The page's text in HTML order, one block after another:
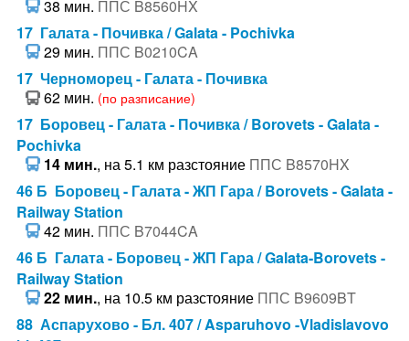
38 мин. ППС B8560HX
17 Галата - Почивка / Galata - Pochivka
29 мин. ППС B0210CA
17 Черноморец - Галата - Почивка
62 мин. (по разписание)
17 Боровец - Галата - Почивка / Borovets - Galata -
Pochivka
14 мин., на 5.1 км разстояние ППС B8570HX
46 Б Боровец - Галата - ЖП Гара / Borovets - Galata -
Railway Station
42 мин. ППС B7044CA
46 Б Галата - Боровец - ЖП Гара / Galata-Borovets -
Railway Station
22 мин., на 10.5 км разстояние ППС B9609BT
88 Аспарухово - Бл. 407 / Asparuhovo -Vladislavovo